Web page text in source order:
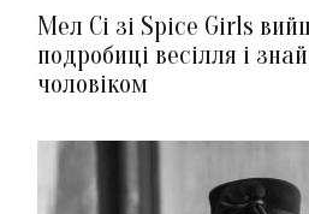
Мел Сі зі Spice Girls
подробиці весілля і
чоловіком